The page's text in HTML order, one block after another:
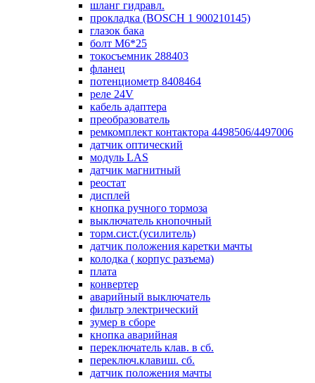
шланг гидравл.
прокладка (BOSCH 1 900210145)
глазок бака
болт М6*25
токосъемник 288403
фланец
потенциометр 8408464
реле 24V
кабель адаптера
преобразователь
ремкомплект контактора 4498506/4497006
датчик оптический
модуль LAS
датчик магнитный
реостат
дисплей
кнопка ручного тормоза
выключатель кнопочный
торм.сист.(усилитель)
датчик положения каретки мачты
колодка ( корпус разъема)
плата
конвертер
аварийный выключатель
фильтр электрический
зумер в сборе
кнопка аварийная
переключатель клав. в сб.
переключ.клавиш. сб.
датчик положения мачты